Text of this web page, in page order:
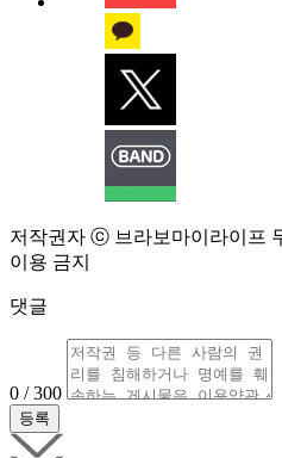
저작권자 ⓒ 브라보마이라이프
이용 금지
댓글
0 / 300